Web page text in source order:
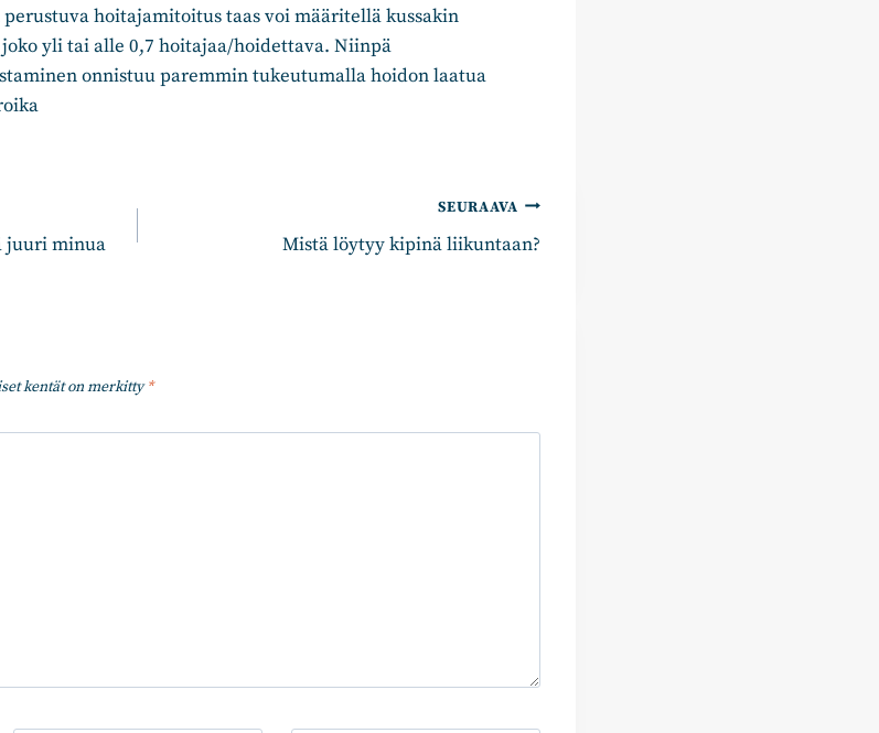
hoitajamitoitus taas voi määritellä kussakin
yli tai alle 0,7 hoitajaa/hoidettava. Niinpä
onnistuu paremmin tukeutumalla hoidon laatua
juuri minua
SEURAAVA
Mistä löytyy kipinä liikuntaan?
kentät on merkitty*